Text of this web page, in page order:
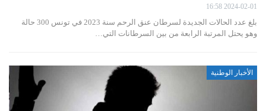
2024-02-01 16:58
بلغ عدد الحالات الجديدة لسرطان عنق الرحم سنة 2023 في تونس 300 حالة
وهو يحتل المرتبة الرابعة من بين السرطانات التي…
الأخبار الوطنية